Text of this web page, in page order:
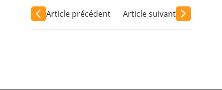
Article précédent Article suivant